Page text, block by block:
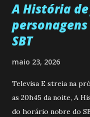
A História
SBT
maio 23, 2026
Televisa E streia na
as 20h45 da noite, A
do horário nobre do